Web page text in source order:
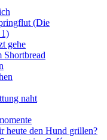
(Die
gehe
Shortbread
naht
heute den Hund grillen?